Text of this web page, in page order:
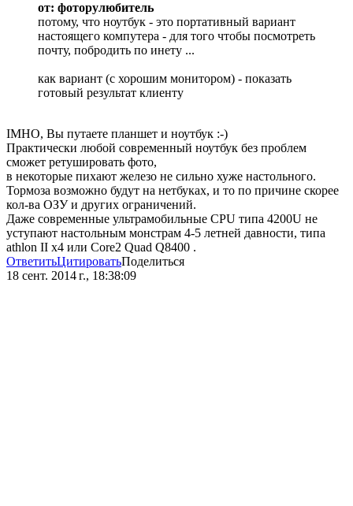
от: фоторулюбитель
потому, что ноутбук - это портативный вариант
настоящего компутера - для того чтобы посмотреть
почту, побродить по инету ...
как вариант (с хорошим монитором) - показать
готовый результат клиенту
IMHO, Вы путаете планшет и ноутбук :-)
Практически любой современный ноутбук без проблем
сможет ретушировать фото,
в некоторые пихают железо не сильно хуже настольного.
Тормоза возможно будут на нетбуках, и то по причине скорее
кол-ва ОЗУ и других ограничений.
Даже современные ультрамобильные CPU типа 4200U не
уступают настольным монстрам 4-5 летней давности, типа
athlon II x4 или Core2 Quad Q8400 .
ОтветитьЦитироватьПоделиться
18 сент. 2014 г., 18:38:09